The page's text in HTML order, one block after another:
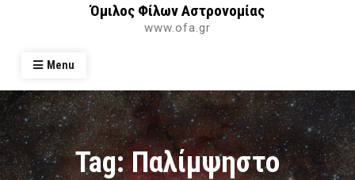
Όμιλος Φίλων Αστρονομίας
www.ofa.gr
Menu
Tag:Παλίμψηστο